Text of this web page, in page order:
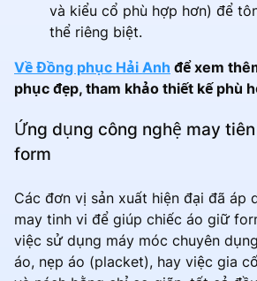
và kiểu cổ phù hợp hơn) để
thể riêng biệt.
Về Đồng phục Hải Anh để xem
phục đẹp, tham khảo thiết kế phù
Ứng dụng công nghệ may
form
Các đơn vị sản xuất hiện đại đã áp
may tinh vi để giúp chiếc áo giữ
việc sử dụng máy móc chuyên
áo, nẹp áo (placket), hay việc gia